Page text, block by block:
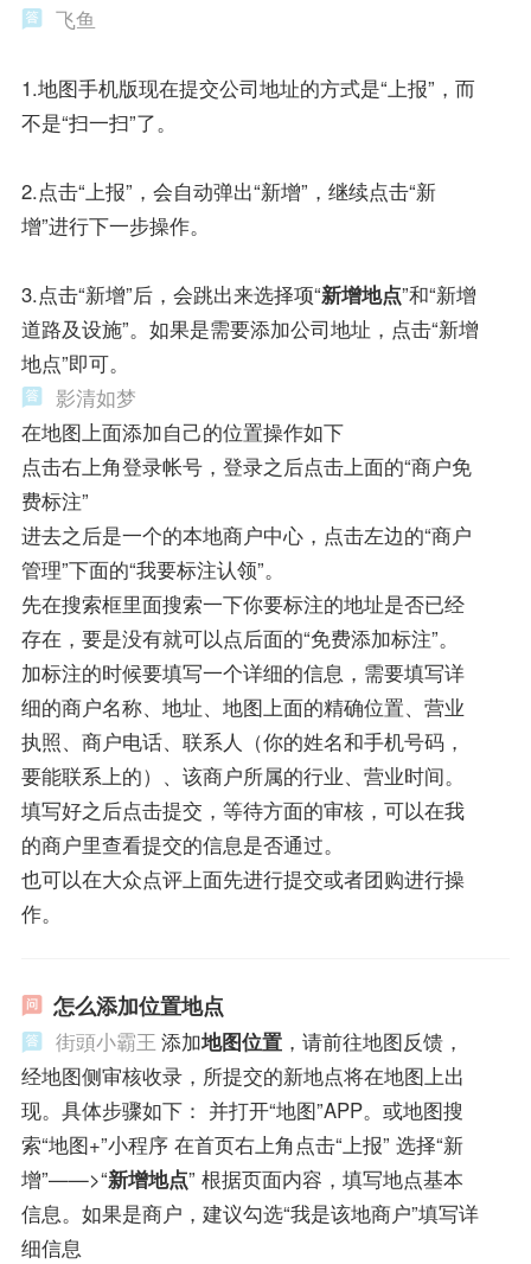
飞鱼
1.地图手机版现在提交公司地址的方式是“上报”，而
不是“扫一扫”了。
2.点击“上报”，会自动弹出“新增”，继续点击“新
增”进行下一步操作。
3.点击“新增”后，会跳出来选择项“新增地点”和“新增
道路及设施”。如果是需要添加公司地址，点击“新增
地点”即可。
影清如梦
在地图上面添加自己的位置操作如下
点击右上角登录帐号，登录之后点击上面的“商户免
费标注”
进去之后是一个的本地商户中心，点击左边的“商户
管理”下面的“我要标注认领”。
先在搜索框里面搜索一下你要标注的地址是否已经
存在，要是没有就可以点后面的“免费添加标注”。
加标注的时候要填写一个详细的信息，需要填写详
细的商户名称、地址、地图上面的精确位置、营业
执照、商户电话、联系人（你的姓名和手机号码，
要能联系上的）、该商户所属的行业、营业时间。
填写好之后点击提交，等待方面的审核，可以在我
的商户里查看提交的信息是否通过。
也可以在大众点评上面先进行提交或者团购进行操
作。
怎么添加位置地点
街頭小霸王 添加地图位置，请前往地图反馈，
经地图侧审核收录，所提交的新地点将在地图上出
现。具体步骤如下： 并打开“地图”APP。或地图搜
索“地图+”小程序 在首页右上角点击“上报” 选择“新
增”——>“新增地点” 根据页面内容，填写地点基本
信息。如果是商户，建议勾选“我是该地商户”填写详
细信息